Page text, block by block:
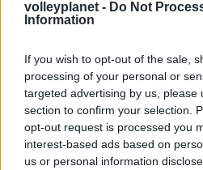
volleyplanet - Do Not
Information
If you wish to opt-out of the sale,
processing of your personal or
targeted advertising by us, please
section to confirm your selection.
opt-out request is processed you
interest-based ads based on
us or personal information
08/03/
οι
Α.Ο.